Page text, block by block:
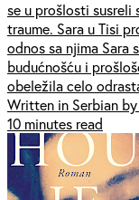
se u prošlosti susreli
traume. Sara u Tisi
odnos sa njima Sara
budućnošću i
obeležila celo
Written in Serbian
10 minutes read